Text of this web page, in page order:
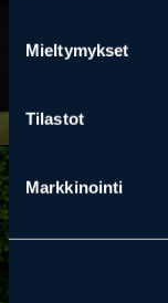
Mieltymykset
Tilastot
Markkinointi